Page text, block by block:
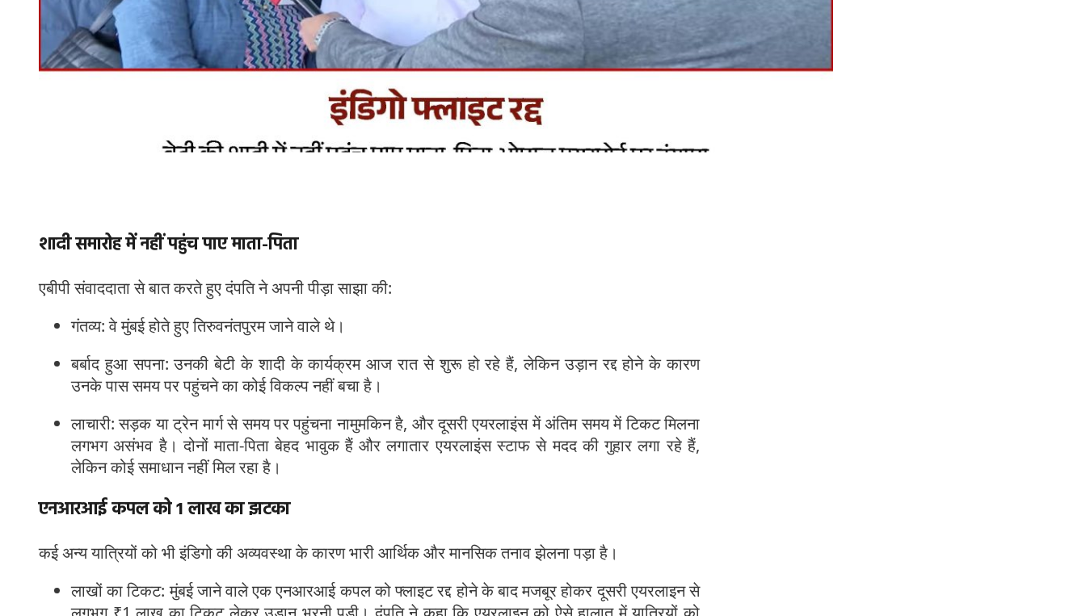
शादी समारोह में नहीं पहुंच पाए माता-पिता
एबीपी संवाददाता से बात करते हुए दंपति ने अपनी पीड़ा साझा की:
गंतव्य: वे मुंबई होते हुए तिरुवनंतपुरम जाने वाले थे।
बर्बाद हुआ सपना: उनकी बेटी के शादी के कार्यक्रम आज रात से शुरू हो रहे हैं, लेकिन उड़ान रद्द होने के कारण
उनके पास समय पर पहुंचने का कोई विकल्प नहीं बचा है।
लाचारी: सड़क या ट्रेन मार्ग से समय पर पहुंचना नामुमकिन है, और दूसरी एयरलाइंस में अंतिम समय में टिकट मिलना
लगभग असंभव है। दोनों माता-पिता बेहद भावुक हैं और लगातार एयरलाइंस स्टाफ से मदद की गुहार लगा रहे हैं,
लेकिन कोई समाधान नहीं मिल रहा है।
एनआरआई कपल को ₹1 लाख का झटका
कई अन्य यात्रियों को भी इंडिगो की अव्यवस्था के कारण भारी आर्थिक और मानसिक तनाव झेलना पड़ा है।
लाखों का टिकट: मुंबई जाने वाले एक एनआरआई कपल को फ्लाइट रद्द होने के बाद मजबूर होकर दूसरी एयरलाइन से